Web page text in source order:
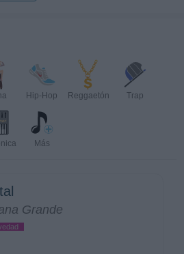
Hip-Hop Reggaetón Trap
Más
Grande